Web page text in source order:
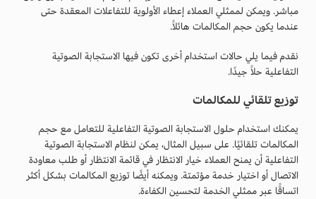
مباشر. ويمكن لممثلي العملاء إعطاء الأولوية للتفاعلات المعقدة حتى
عندما يكون حجم المكالمات هائلاً.
نقدم فيما يلي حالات استخدام أخرى تكون فيها الاستجابة الصوتية
التفاعلية حلاً جيدًا.
توزيع تلقائي للمكالمات
يمكنك استخدام حلول الاستجابة الصوتية التفاعلية للتعامل مع حجم
المكالمات تلقائيًا. على سبيل المثال، يمكن لنظام الاستجابة الصوتية
التفاعلية أن يمنح العملاء خيار الانتظار في قائمة الانتظار أو طلب معاودة
الاتصال أو اختيار خدمة مؤتمتة. ويمكنه أيضًا توزيع المكالمات بشكل أكثر
اتساقًا عبر ممثلي الخدمة لتحسين الكفاءة.